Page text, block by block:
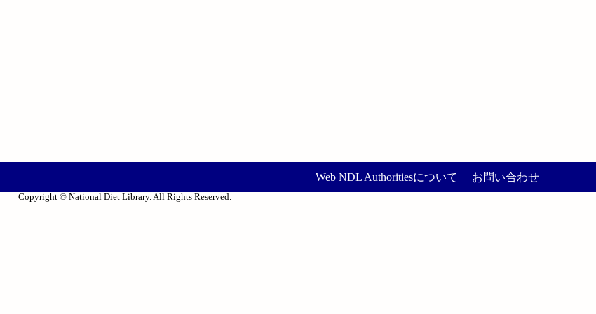
Web NDL Authoritiesについて お問い合わせ
Copyright © National Diet Library. All Rights Reserved.